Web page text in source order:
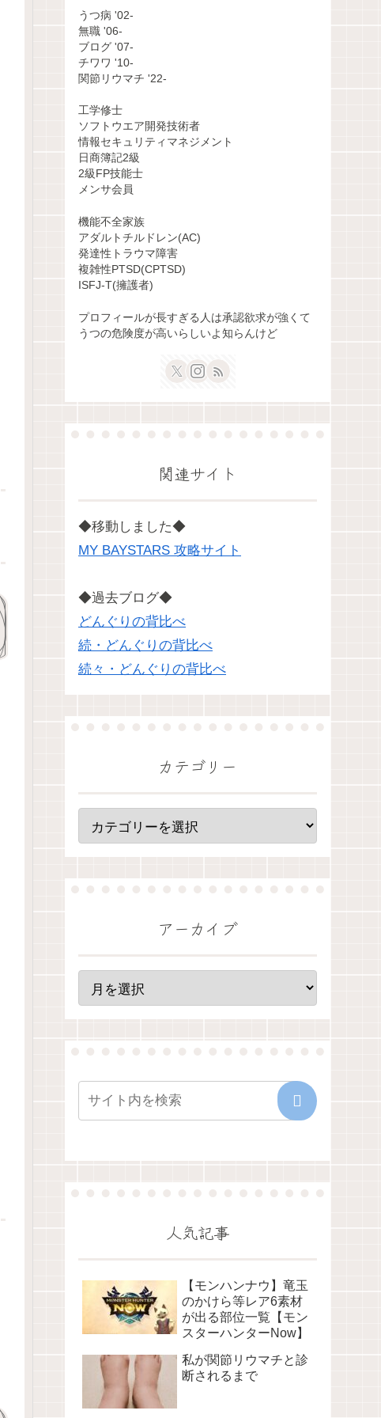
うつ病 '02-
無職 '06-
ブログ '07-
チワワ '10-
関節リウマチ '22-
工学修士
ソフトウエア開発技術者
情報セキュリティマネジメント
日商簿記2級
2級FP技能士
メンサ会員
機能不全家族
アダルトチルドレン(AC)
発達性トラウマ障害
複雑性PTSD(CPTSD)
ISFJ-T(擁護者)
プロフィールが長すぎる人は承認欲求が強くて
うつの危険度が高いらしいよ知らんけど
関連サイト
◆移動しました◆
MY BAYSTARS 攻略サイト
◆過去ブログ◆
どんぐりの背比べ
続・どんぐりの背比べ
続々・どんぐりの背比べ
カテゴリー
アーカイブ
人気記事
【モンハンナウ】竜玉
のかけら等レア6素材
が出る部位一覧【モン
スターハンターNow】
私が関節リウマチと診
断されるまで